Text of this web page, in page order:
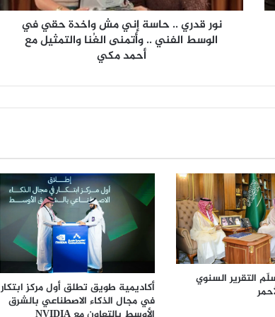
.
إ
ي
و
ا
خ
د
ة
ح
ق
ي
ف
نور قدري .. حاسة إني مش واخدة حقي في
الوسط الفني .. وأتمنى الغُنا والتمثيل مع
أحمد مكي
التقرير السنوي
أكاديمية طويق تطلق أول مركز ابتكار
في مجال الذكاء الاصطناعي بالشرق